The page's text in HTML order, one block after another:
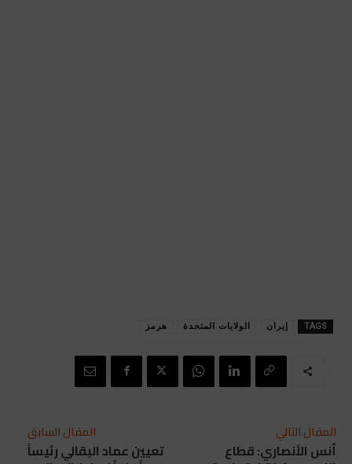
TAGS إيران الولايات المتحدة هرمز
المقال السابق
تعيين عماد البقالي رئيساً
المقال التالي
أنس الأنصاري: قطاع